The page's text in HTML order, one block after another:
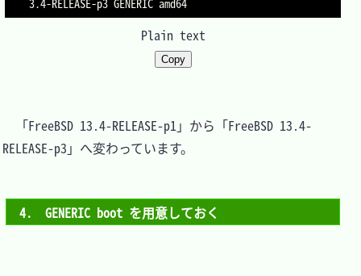
Plain text
Copy
「FreeBSD 13.4-RELEASE-p1」から「FreeBSD 13.4-
RELEASE-p3」へ変わっています。
4.　GENERIC boot を用意しておく